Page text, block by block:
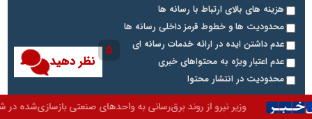
نظر دهید
5
هزینه های بالای ارتباط با رسانه ها
محدودیت ها و خطوط قرمز داخلی رسانه ها
عدم داشتن ایده در ارائه خدمات رسانه ای
عدم اعتبار ویژه به محتواهای خبری
محدودیت در انتشار محتوا
روند برق‌رسانی به واحدهای صنعتی بازسازی‌شده در شهرک صنعتی شمس‌آباد